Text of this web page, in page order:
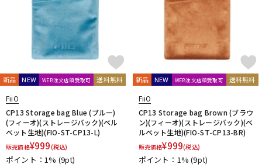
SHURE
SlateDigital SONTRONICS
SONY
SoundCraft
Soyuz SSL(Solid State Logic)
STAX
STEDMAN Steven Slate Audio Superlux
Sym・Proceed
TAKACHI TAMA TANNOY TASCAM
tc electronic
Thermionic Culture
Tonelux
T-REX
TRIAL Triprop TRITON AUDIO
TRUE DYNA
TUBE-TECH
UDG ULTIMATE
ULTRASONE
Umbrella Company
United Studio Technologies
Universal Audio
VELCRO(R) Brand
Vermona
新品 NEW WEB注文店頭受取可 送料無料
FiiO
CP13 Storage bag Blue (ブルー)
(フィーオ)(ストレージバック)(ベル
ベット生地)(FIO-ST-CP13-L)
販売価格¥999(税込)
ポイント：1% (9pt)
新品 NEW WEB注文店頭受取可 送料無料
FiiO
CP13 Storage bag Brown (ブラウ
ン)(フィーオ)(ストレージバック)(ベ
ルベット生地)(FIO-ST-CP13-BR)
販売価格¥999(税込)
ポイント：1%(9pt)